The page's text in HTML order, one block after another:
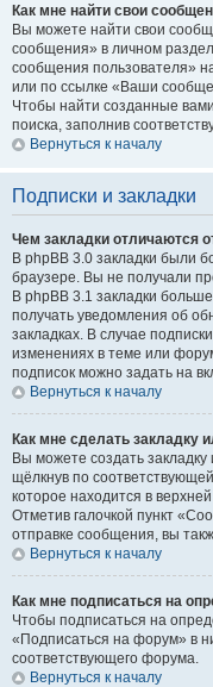
Как мне найти свои
Вы можете найти свои
сообщения» в личном
сообщения пользователя»
или по ссылке «Ваши
Чтобы найти созданные
поиска, заполнив
Вернуться к началу
Подписки и закладки
Чем закладки отличаются
В phpBB 3.0 закладки были
браузере. Вы не получали
В phpBB 3.1 закладки
получать уведомления об
закладках. В случае
изменениях в теме или
подписок можно задать на
Вернуться к началу
Как мне сделать закладку
Вы можете создать
щёлкнув по
которое находится в
Отметив галочкой пункт
отправке сообщения, вы
Вернуться к началу
Как мне подписаться на
Чтобы подписаться на
«Подписаться на форум» в
соответствующего форума.
Вернуться к началу